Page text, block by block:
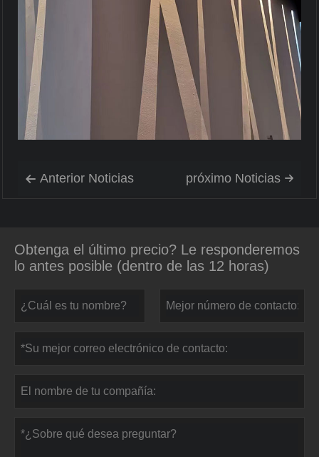
 Anterior Noticias 
próximo Noticias
Obtenga el último precio? Le responderemos
lo antes posible (dentro de las 12 horas)